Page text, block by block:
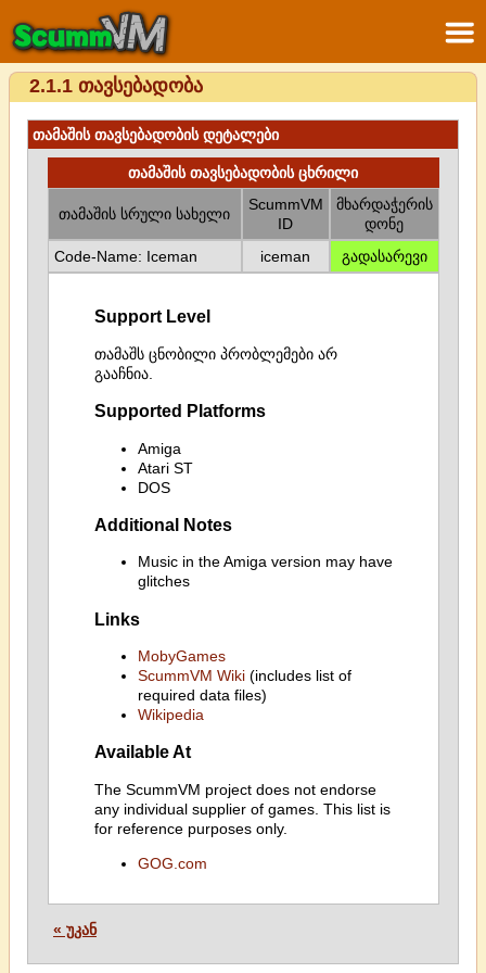
2.1.1 თავსებადობა
თამაშის თავსებადობის დეტალები
თამაშის თავსებადობის ცხრილი
თამაშის სრული სახელი
ScummVM
ID
მხარდაჭერის
დონე
Code-Name: Iceman
iceman გადასარევი
Support Level
თამაშს ცნობილი პრობლემები არ
გააჩნია.
Supported Platforms
Amiga
Atari ST
DOS
Additional Notes
Music in the Amiga version may have
glitches
Links
MobyGames
ScummVM Wiki(includes list of
required data files)
Wikipedia
Available At
The ScummVM project does not endorse
any individual supplier of games. This list is
for reference purposes only.
GOG.com
« უკან